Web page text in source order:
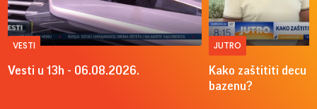
VESTI
Vesti u 13h - 06.08.2026.
JUTRO
Kako zaštititi decu
bazenu?